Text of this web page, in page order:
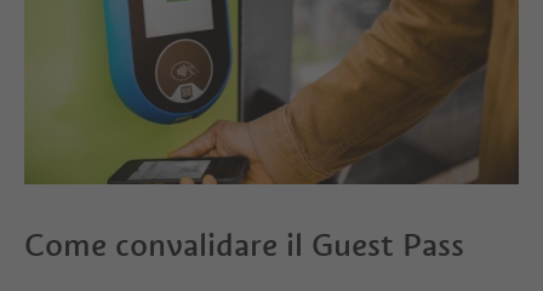
Come convalidare il Guest Pass